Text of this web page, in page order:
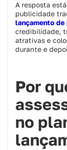
A resposta
publicidade
lançamento de
credibilidade,
atrativas e
durante e
Por
no